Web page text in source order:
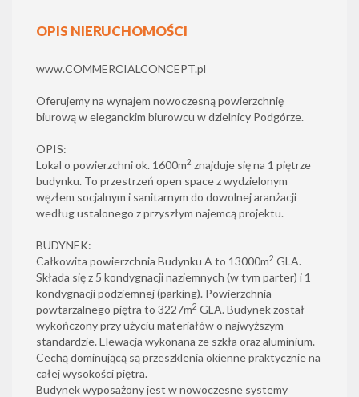
OPIS NIERUCHOMOŚCI
www.COMMERCIALCONCEPT.pl
Oferujemy na wynajem nowoczesną powierzchnię
biurową w eleganckim biurowcu w dzielnicy Podgórze.
OPIS:
Lokal o powierzchni ok. 1600m2 znajduje się na 1 piętrze
budynku. To przestrzeń open space z wydzielonym
węzłem socjalnym i sanitarnym do dowolnej aranżacji
według ustalonego z przyszłym najemcą projektu.
BUDYNEK:
Całkowita powierzchnia Budynku A to 13000m2 GLA.
Składa się z 5 kondygnacji naziemnych (w tym parter) i 1
kondygnacji podziemnej (parking). Powierzchnia
powtarzalnego piętra to 3227m2 GLA. Budynek został
wykończony przy użyciu materiałów o najwyższym
standardzie. Elewacja wykonana ze szkła oraz aluminium.
Cechą dominującą są przeszklenia okienne praktycznie na
całej wysokości piętra.
Budynek wyposażony jest w nowoczesne systemy